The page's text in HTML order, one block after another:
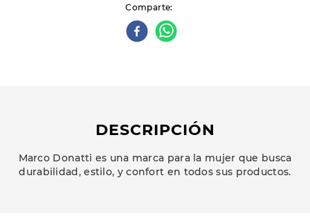
Comparte
DESCRIPCIÓN
Marco Donatti es una marca para la mujer que busca
durabilidad, estilo, y confort en todos sus productos.